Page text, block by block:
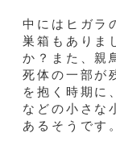
中にはヒガラ
巣箱もありま
か？また、親
死体の一部が
を抱く時期に
などの小さな
あるそうです。